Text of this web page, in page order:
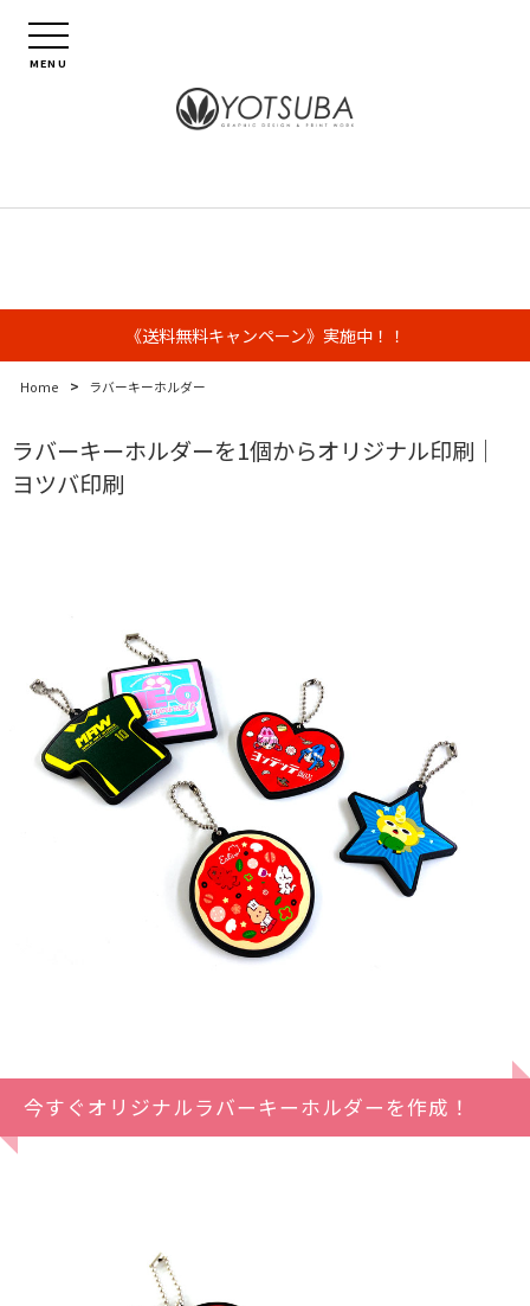
MENU
《送料無料キャンペーン》実施中！！
Home > ラバーキーホルダー
ラバーキーホルダーを1個からオリジナル印刷｜
ヨツバ印刷
今すぐオリジナルラバーキーホルダーを作成！